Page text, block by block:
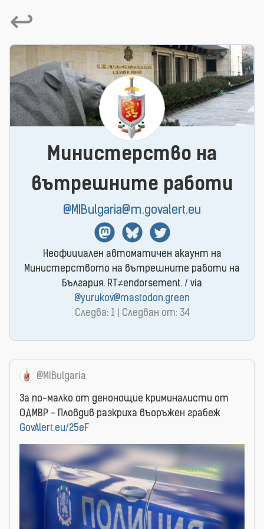
↩
Министерство на
вътрешните работи
@MIBulgaria@m.govalert.eu
MastodonBlueSkyTwitter
Неофициален автоматичен акаунт на
Министерството на вътрешните работи на
България. RT≠endorsement. / via
@yurukov@mastodon.green
Следва: 1 | Следван от: 34
@MIBulgaria
За по-малко от денонощие криминалисти от
ОДМВР - Пловдив разкриха въоръжен грабеж
GovAlert.eu/25eF